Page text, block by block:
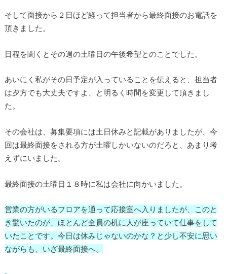
そして面接から２日ほど経って担当者から最終面接のお電話を
頂きました。
日程を聞くとその週の土曜日の午後希望とのことでした。
あいにく私がその日予定が入っていることを伝えると、担当者
は夕方でも大丈夫ですよ、と明るく時間を変更して頂きまし
た。
その会社は、募集要項には土日休みと記載がありましたが、今
回は最終面接をされる方が土曜しかいないのだろと、あまり考
えずにいました。
最終面接の土曜日１８時に私は会社に向かいました。
営業の方がいるフロアを通って応接室へ入りましたが、このと
き驚いたのが、ほとんど全員の机に人が座っていて仕事をして
いたことです。今日は休みじゃないのかな？と少し不安に思い
ながらも、いざ最終面接へ。